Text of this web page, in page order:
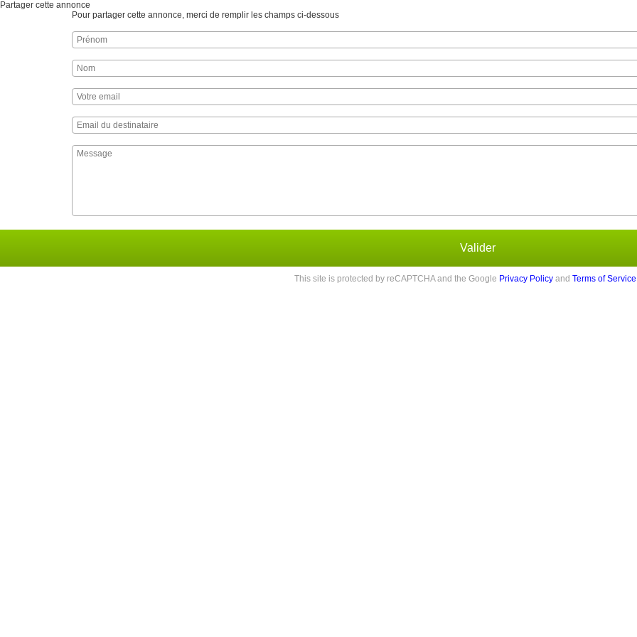
Partager cette annonce
Pour partager cette annonce, merci de remplir les champs ci-dessous
Valider
This site is protected by reCAPTCHA and the Google Privacy Policyand Terms of Service